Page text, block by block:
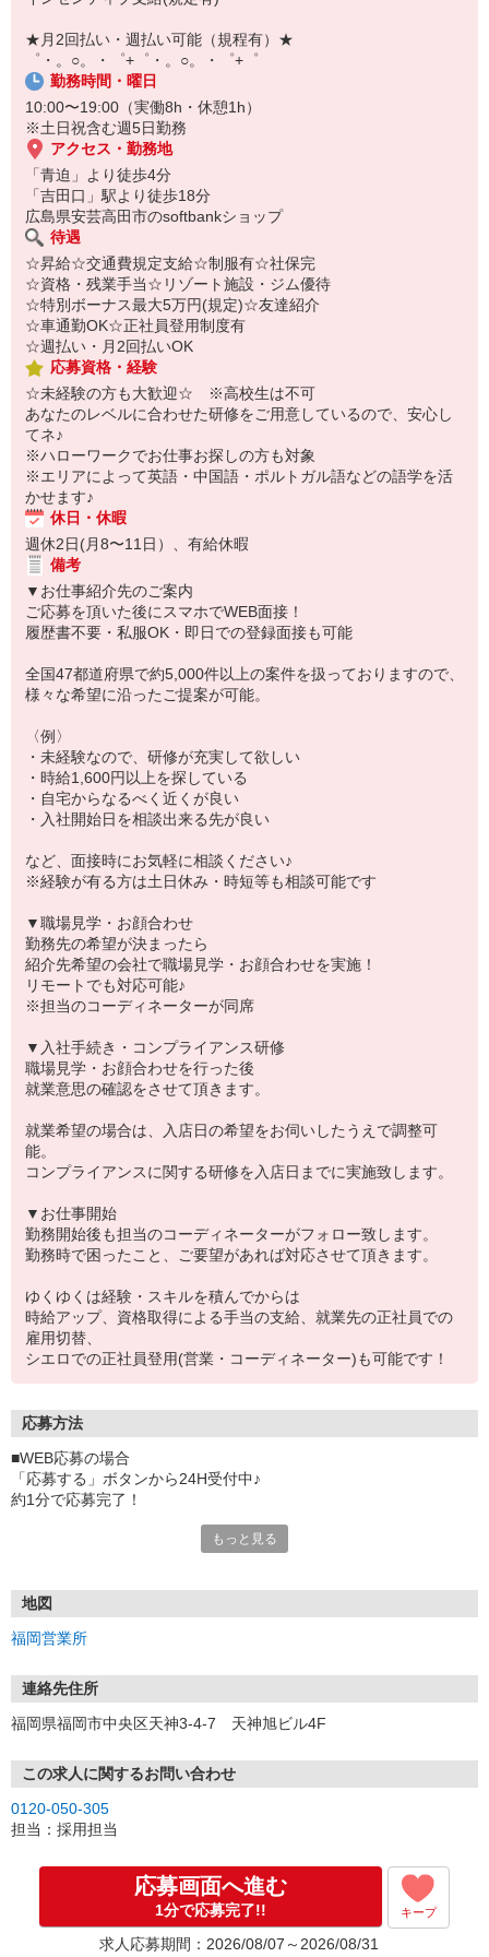
即日登録もOK♪
気になった方はお気軽にご相談ください！
★月2回払い・週払い可能（規程有）★
゜・。○。・゜+゜・。○。・゜+゜
勤務時間・曜日
10:00〜19:00（実働8h・休憩1h）
※土日祝含む週5日勤務
アクセス・勤務地
「青迫」より徒歩4分
「吉田口」駅より徒歩18分
広島県安芸高田市のsoftbankショップ
待遇
☆昇給☆交通費規定支給☆制服有☆社保完
☆資格・残業手当☆リゾート施設・ジム優待
☆特別ボーナス最大5万円(規定)☆友達紹介
☆車通勤OK☆正社員登用制度有
☆週払い・月2回払いOK
応募資格・経験
☆未経験の方も大歓迎☆ ※高校生は不可
あなたのレベルに合わせた研修をご用意しているので、安心し
てネ♪
※ハローワークでお仕事お探しの方も対象
※エリアによって英語・中国語・ポルトガル語などの語学を活
かせます♪
休日・休暇
週休2日(月8〜11日）、有給休暇
備考
▼お仕事紹介先のご案内
ご応募を頂いた後にスマホでWEB面接！
履歴書不要・私服OK・即日での登録面接も可能
全国47都道府県で約5,000件以上の案件を扱っておりますので、
様々な希望に沿ったご提案が可能。
〈例〉
・未経験なので、研修が充実して欲しい
・時給1,600円以上を探している
・自宅からなるべく近くが良い
・入社開始日を相談出来る先が良い
など、面接時にお気軽に相談ください♪
※経験が有る方は土日休み・時短等も相談可能です
▼職場見学・お顔合わせ
勤務先の希望が決まったら
紹介先希望の会社で職場見学・お顔合わせを実施！
リモートでも対応可能♪
※担当のコーディネーターが同席
▼入社手続き・コンプライアンス研修
職場見学・お顔合わせを行った後
就業意思の確認をさせて頂きます。
就業希望の場合は、入店日の希望をお伺いしたうえで調整可
能。
コンプライアンスに関する研修を入店日までに実施致します。
▼お仕事開始
勤務開始後も担当のコーディネーターがフォロー致します。
勤務時で困ったこと、ご要望があれば対応させて頂きます。
ゆくゆくは経験・スキルを積んでからは
時給アップ、資格取得による手当の支給、就業先の正社員での
雇用切替、
シエロでの正社員登用(営業・コーディネーター)も可能です！
応募方法
■WEB応募の場合
「応募する」ボタンから24H受付中♪
約1分で応募完了！
①応募から3営業日を目安に、メールorお電話でご連絡します。
★スマホでWEB面接（LINEなど）・出張面接・事務所面接と選べま
す
③面接実施（履歴書不要）
※ご希望があれば、職場見学の調整もOKです！
お気軽にご応募ください♪
もっと見る
地図
福岡営業所
連絡先住所
福岡県福岡市中央区天神3-4-7 天神旭ビル4F
この求人に関するお問い合わせ
0120-050-305
担当：採用担当
応募画面へ進む
1分で応募完了!! キープ
求人応募期間：2026/08/07～2026/08/31